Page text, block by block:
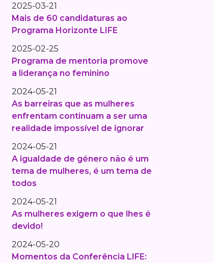
2025-03-21
Mais de 60 candidaturas ao
Programa Horizonte LIFE
2025-02-25
Programa de mentoria promove
a liderança no feminino
2024-05-21
As barreiras que as mulheres
enfrentam continuam a ser uma
realidade impossível de ignorar
2024-05-21
A igualdade de género não é um
tema de mulheres, é um tema de
todos
2024-05-21
As mulheres exigem o que lhes é
devido!
2024-05-20
Momentos da Conferência LIFE: